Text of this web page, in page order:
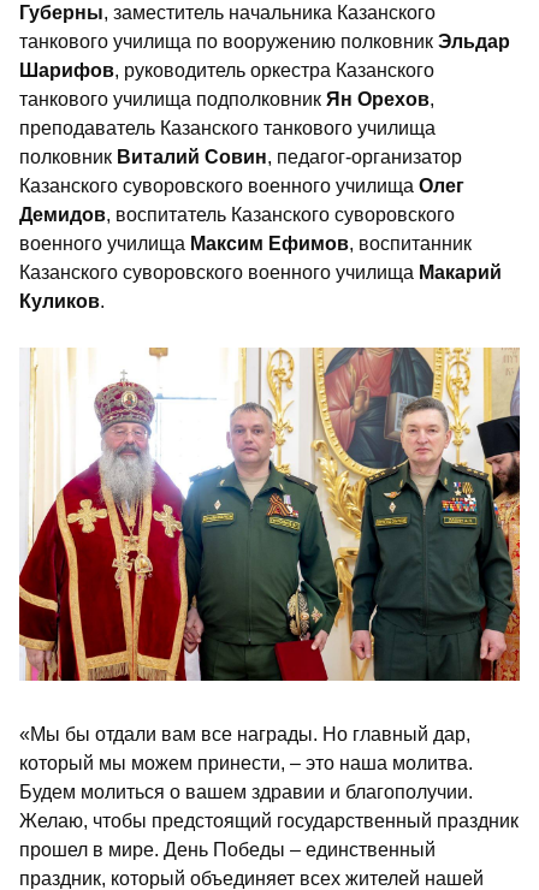
Губерны, заместитель начальника Казанского
танкового училища по вооружению полковник Эльдар
Шарифов, руководитель оркестра Казанского
танкового училища подполковник Ян Орехов,
преподаватель Казанского танкового училища
полковник Виталий Совин, педагог-организатор
Казанского суворовского военного училища Олег
Демидов, воспитатель Казанского суворовского
военного училища Максим Ефимов, воспитанник
Казанского суворовского военного училища Макарий
Куликов.
«Мы бы отдали вам все награды. Но главный дар,
который мы можем принести, – это наша молитва.
Будем молиться о вашем здравии и благополучии.
Желаю, чтобы предстоящий государственный праздник
прошел в мире. День Победы – единственный
праздник, который объединяет всех жителей нашей